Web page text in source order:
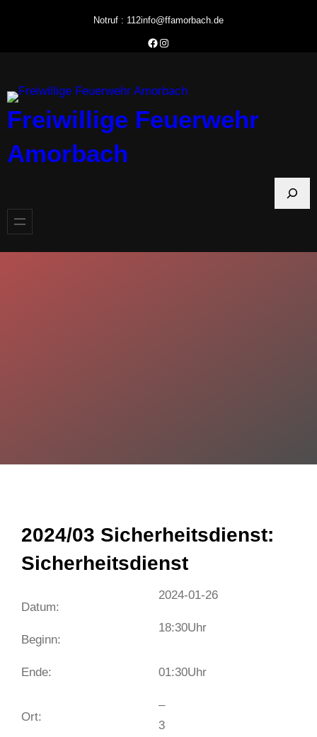
Notruf : 112info@ffamorbach.de
Facebook Feuerwehr Amorbach
Instagram Feuerwehr Amorbach
Freiwillige Feuerwehr
Amorbach
h
2024/03 Sicherheitsdienst:
Sicherheitsdienst
Datum:
Beginn:
Ende:
2024-01-26
18:30Uhr
01:30Uhr
Ort:
–
3